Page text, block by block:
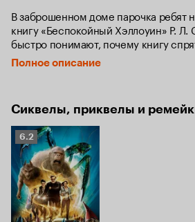
В заброшенном доме парочка ребят
книгу «Беспокойный Хэллоуин» Р. Л.
быстро понимают, почему книгу
ото всех, когда небольшой городок
разной степени ужасности.
Полное описание
Сиквелы, приквелы и
Рейтинг
Кинопоиска
6.2
6.2